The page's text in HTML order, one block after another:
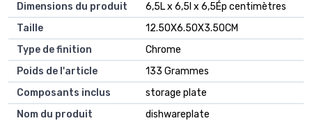
Dimensions du produit
6,5L x 6,5l x 6,5Ép centimètres
Taille
12.50X6.50X3.50CM
Type de finition
Chrome
Poids de l'article
133 Grammes
Composants inclus
storage plate
Nom du produit
dishwareplate